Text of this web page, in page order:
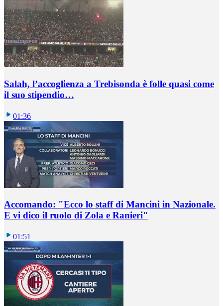
Salah, l’accoglienza a Trebisonda è folle quasi come
il suo stipendio…
01:36
Accomando: "Ecco lo staff di Mancini in Nazionale.
E vi dico il ruolo di Zola e Ranieri"
01:51